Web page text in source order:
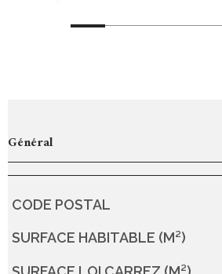
Général
Caractérisque Valeurs
CODE POSTAL
SURFACE HABITABLE (M²)